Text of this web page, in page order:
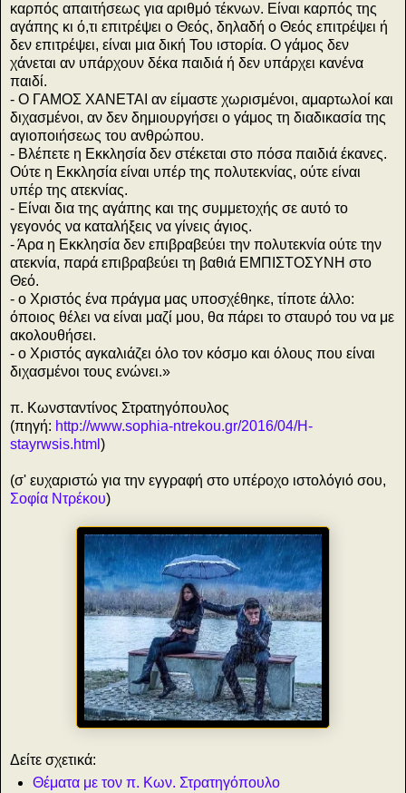
καρπός απαιτήσεως για αριθμό τέκνων. Είναι καρπός της
αγάπης κι ό,τι επιτρέψει ο Θεός, δηλαδή ο Θεός επιτρέψει ή
δεν επιτρέψει, είναι μια δική Του ιστορία. Ο γάμος δεν
χάνεται αν υπάρχουν δέκα παιδιά ή δεν υπάρχει κανένα
παιδί.
- Ο ΓΑΜΟΣ ΧΑΝΕΤΑΙ αν είμαστε χωρισμένοι, αμαρτωλοί και
διχασμένοι, αν δεν δημιουργήσει ο γάμος τη διαδικασία της
αγιοποιήσεως του ανθρώπου.
- Βλέπετε η Εκκλησία δεν στέκεται στο πόσα παιδιά έκανες.
Ούτε η Εκκλησία είναι υπέρ της πολυτεκνίας, ούτε είναι
υπέρ της ατεκνίας.
- Είναι δια της αγάπης και της συμμετοχής σε αυτό το
γεγονός να καταλήξεις να γίνεις άγιος.
- Άρα η Εκκλησία δεν επιβραβεύει την πολυτεκνία ούτε την
ατεκνία, παρά επιβραβεύει τη βαθιά ΕΜΠΙΣΤΟΣΥΝΗ στο
Θεό.
- ο Χριστός ένα πράγμα μας υποσχέθηκε, τίποτε άλλο:
όποιος θέλει να είναι μαζί μου, θα πάρει το σταυρό του να με
ακολουθήσει.
- ο Χριστός αγκαλιάζει όλο τον κόσμο και όλους που είναι
διχασμένοι τους ενώνει.»
π. Κωνσταντίνος Στρατηγόπουλος
(πηγή: http://www.sophia-ntrekou.gr/2016/04/H-
stayrwsis.html )
(σ' ευχαριστώ για την εγγραφή στο υπέροχο ιστολόγιό σου,
Σοφία Ντρέκου)
Δείτε σχετικά:
Θέματα με τον π. Κων. Στρατηγόπουλο